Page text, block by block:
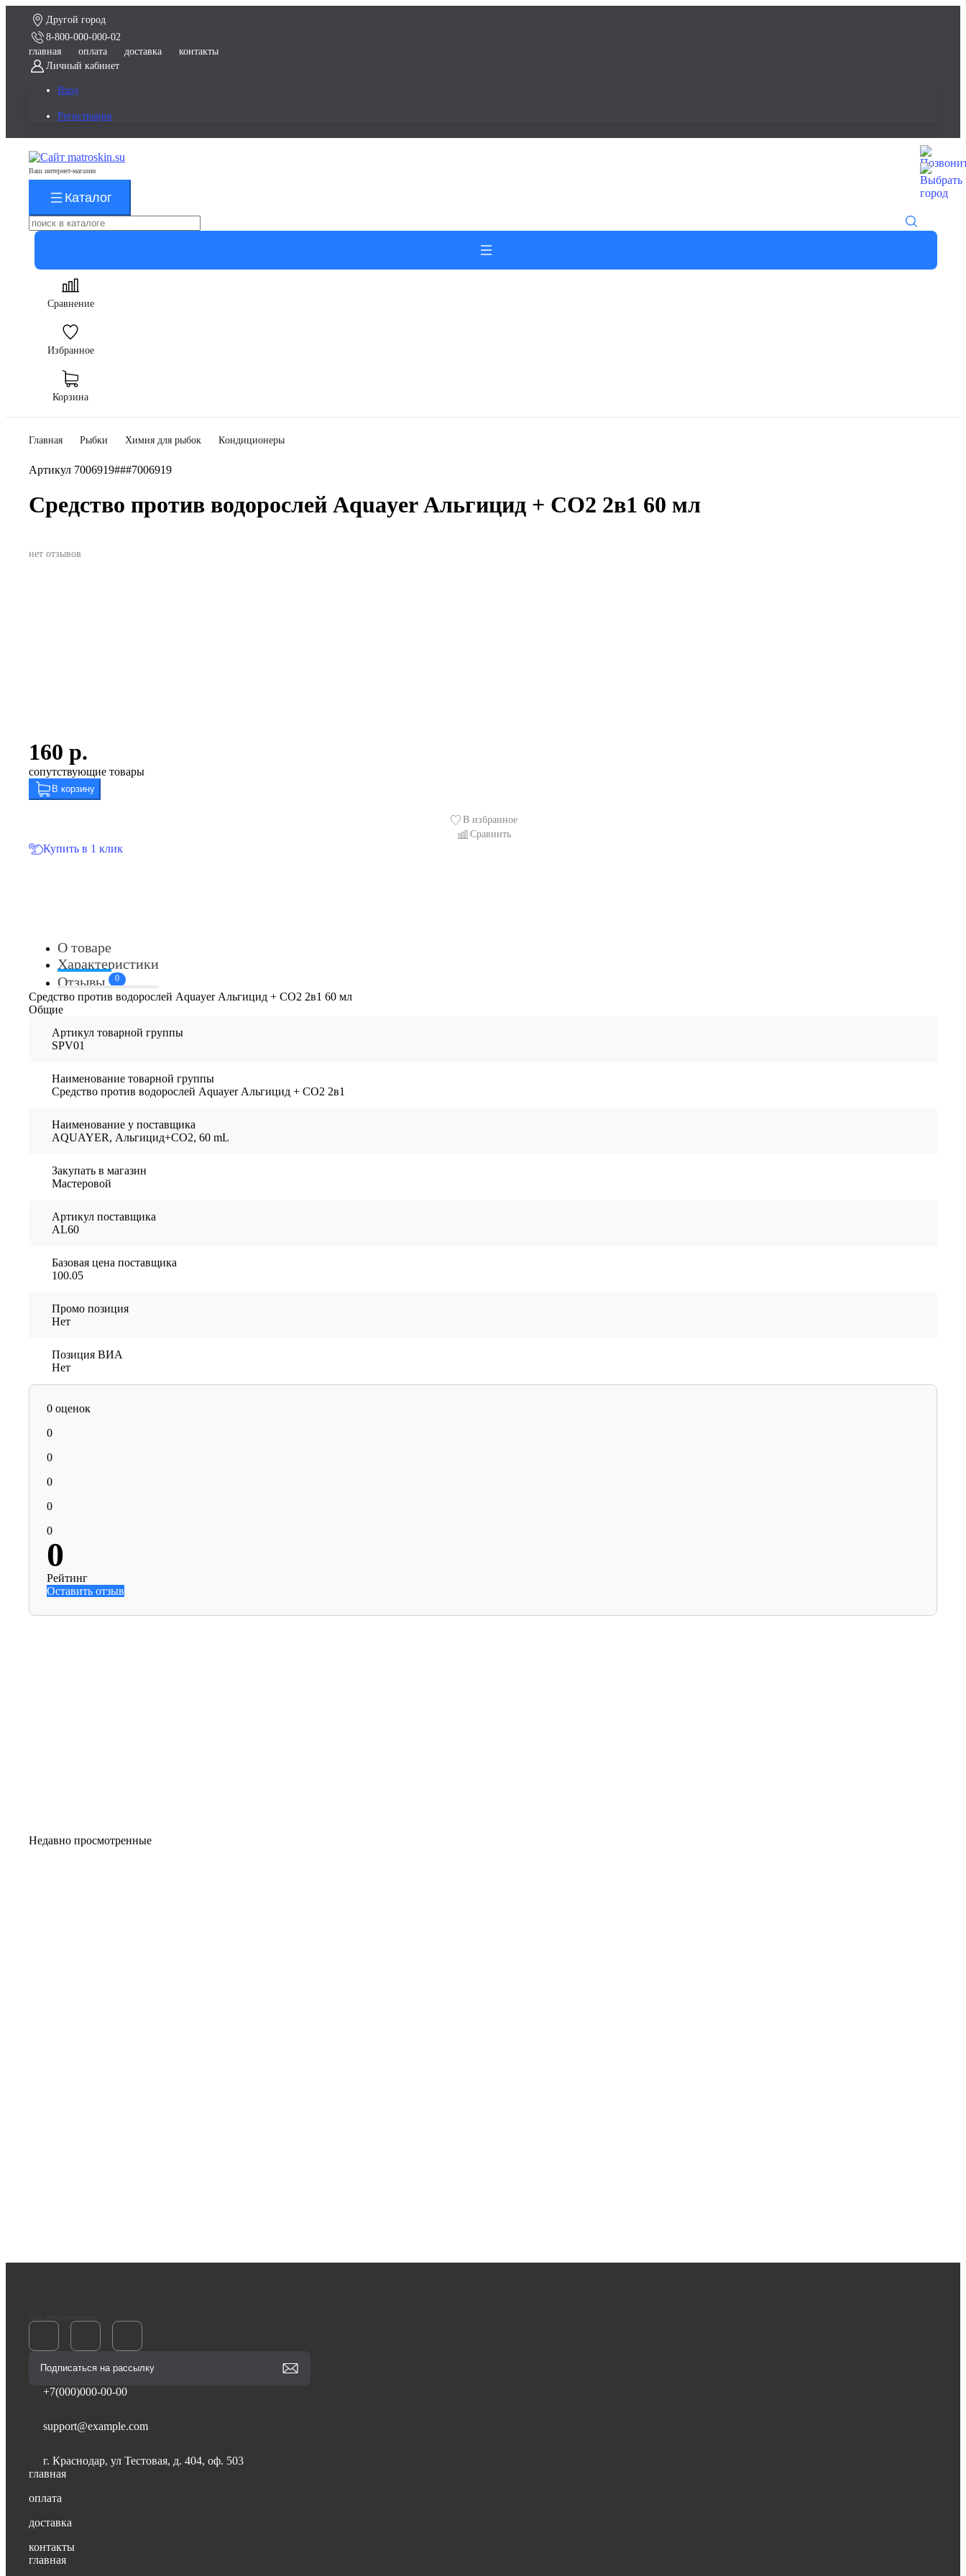
Другой город
8-800-000-000-02
главная
оплата доставка
контакты
Личный кабинет
Вход
Регистрация
Ваш интернет-магазин
Каталог
Сравнение
Избранное
Корзина
Главная Рыбки Химия для рыбок Кoндиционеры
Артикул 7006919###7006919
Средство против водорослей Aquayer Альгицид + СО2 2в1 60 мл
нет отзывов
160 р.
сопутствующие товары
В корзину
В избранное
Сравнить
Купить в 1 клик
О товаре
Характеристики
Отзывы
0
Средство против водорослей Aquayer Альгицид + СО2 2в1 60 мл
Общие
Артикул товарной группы
SPV01
Наименование товарной группы
Средство против водорослей Aquayer Альгицид + СО2 2в1
Наименование у поставщика
AQUAYER, Альгицид+СО2, 60 mL
Закупать в магазин
Мастеровой
Артикул поставщика
AL60
Базовая цена поставщика
100.05
Промо позиция
Нет
Позиция ВИА
Нет
0 оценок
0
0
0
0
0
0
Рейтинг
Оставить отзыв
Недавно просмотренные
+7(000)000-00-00
support@example.com
г. Краснодар, ул Тестовая, д. 404, оф. 503
главная
оплата
доставка
контакты
главная